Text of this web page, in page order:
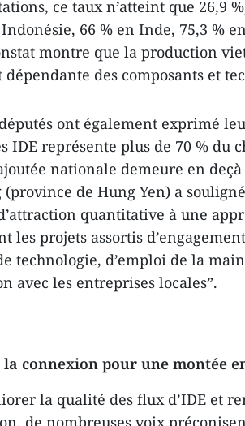
ce taux n’atteint que 26,9
66 % en Inde, 75,3 %
montre que la production
des composants et
ont également exprimé
IDE représente plus de 70 % du
nationale demeure en
de Hung Yen) a
quantitative à une
les projets assortis
technologie, d’emploi de la
avec les entreprises locales”.
connexion pour une montée
la qualité des flux d’IDE et
de nombreuses voix